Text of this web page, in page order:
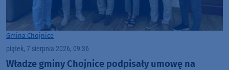
Gmina Chojnice
piątek, 7 sierpnia 2026, 09:36
Władze gminy Chojnice podpisały umowę na